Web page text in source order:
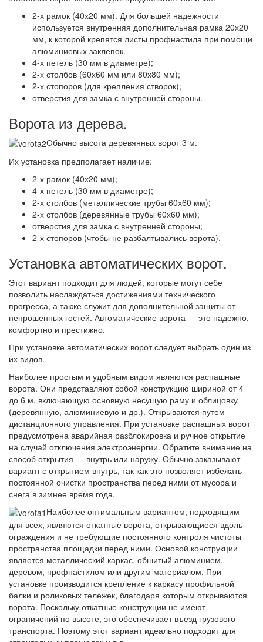
2-х рамок (40х20 мм). Для большей надежности
используется внутренняя дополнительная рамка 20х20
мм, к которой крепятся листы профнастила при помощи
алюминиевых заклепок.
4-х петель (30 мм в диаметре);
2-х столбов (60х60 мм или 80х80 мм);
2-х стопоров (для крепления створок);
отверстия для замка с внутренней стороны.
Ворота из дерева.
Обычно высота деревянных ворот 3 м.
Их установка предполагает наличие:
2-х рамок (40х20 мм);
4-х петель (30 мм в диаметре);
2-х столбов (металлические трубы 60х60 мм);
2-х столбов (деревянные трубы 60х60 мм);
отверстия для замка с внутренней стороны;
2-х стопоров (чтобы не разбалтывались ворота).
Установка автоматических ворот.
Этот вариант подходит для людей, которые могут себе
позволить наслаждаться достижениями технического
прогресса, а также служит для дополнительной защиты от
непрошенных гостей. Автоматические ворота — это надежно,
комфортно и престижно.
При установке автоматических ворот следует выбрать один из
их видов.
Наиболее простым и удобным видом являются распашные
ворота. Они представляют собой конструкцию шириной от 4
до 6 м, включающую основную несущую раму и облицовку
(деревянную, алюминиевую и др.). Открываются путем
дистанционного управления. При установке распашных ворот
предусмотрена аварийная разблокировка и ручное открытие
на случай отключения электроэнергии. Обратите внимание на
способ открытия — внутрь или наружу. Обычно заказывают
вариант с открытием внутрь, так как это позволяет избежать
постоянной очистки пространства перед ними от мусора и
снега в зимнее время года.
Наиболее оптимальным вариантом, подходящим
для всех, являются откатные ворота, открывающиеся вдоль
ограждения и не требующие постоянного контроля чистоты
пространства площадки перед ними. Основой конструкции
является металлический каркас, обшитый алюминием,
деревом, профнастилом или другим материалом. При
установке производится крепление к каркасу профильной
балки и роликовых тележек, благодаря которым открываются
ворота. Поскольку откатные конструкции не имеют
ограничений по высоте, это обеспечивает въезд грузового
транспорта. Поэтому этот вариант идеально подходит для